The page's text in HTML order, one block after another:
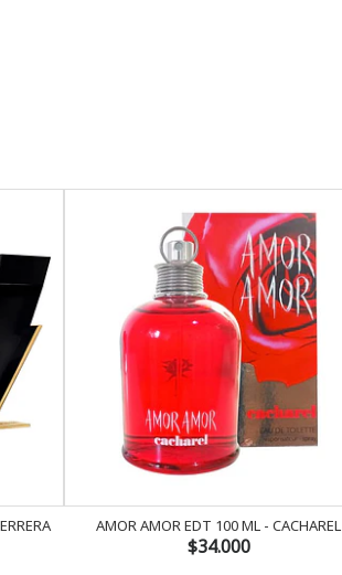
AMOR AMOR EDT 100 ML - CACHAREL
$34.000